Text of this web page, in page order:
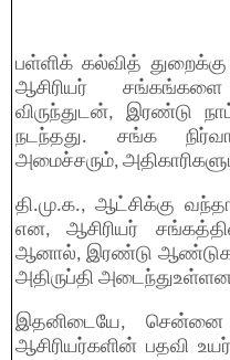
பள்ளிக் கல்வித்
ஆசிரியர்
விருந்துடன், இரண்டு
நடந்தது. சங்க
அமைச்சரும்,
தி.மு.க., ஆட்சிக்கு
என, ஆசிரியர்
ஆனால், இரண்டு
அதிருப்தி
இதனிடையே, சென்னை
ஆசிரியர்களின் பதவி